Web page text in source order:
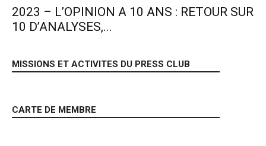
2023 – L’OPINION A 10 ANS : RETOUR SUR
10 D’ANALYSES,...
MISSIONS ET ACTIVITES DU PRESS CLUB
CARTE DE MEMBRE